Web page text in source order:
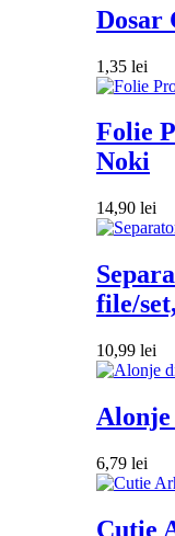
Dosar
1,35 lei
Folie
Noki
14,90 lei
file/
10,99 lei
Alonje
6,79 lei
Cutie